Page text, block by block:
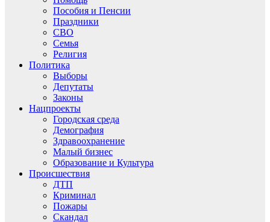
Пособия и Пенсии
Праздники
СВО
Семья
Религия
Политика
Выборы
Депутаты
Законы
Нацпроекты
Городская среда
Демография
Здравоохранение
Малый бизнес
Образование и Культура
Происшествия
ДТП
Криминал
Пожары
Скандал